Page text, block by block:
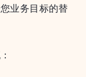
业务目标的替